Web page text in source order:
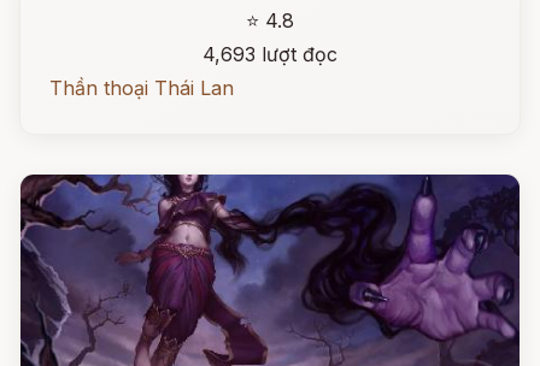
⭐ 4.8
4,693 lượt đọc
Thần thoại Thái Lan